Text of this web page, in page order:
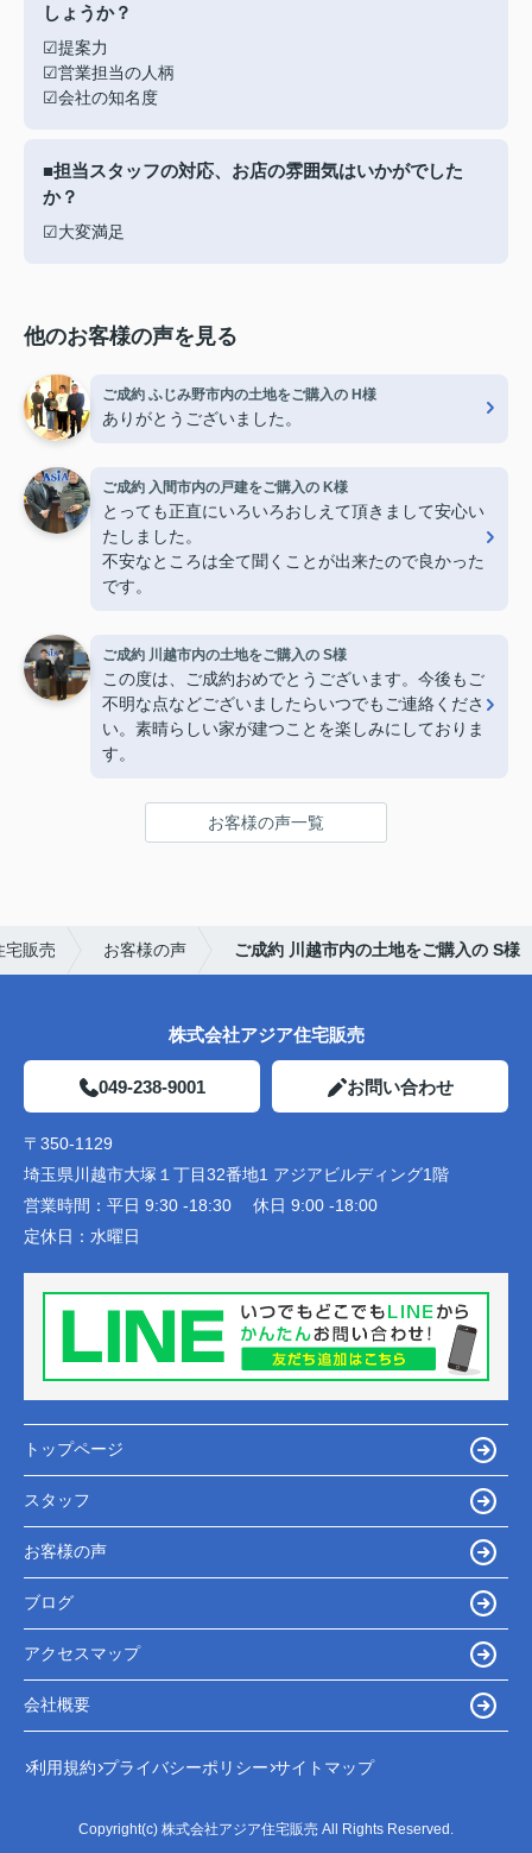
しょうか？
☑提案力
☑営業担当の人柄
☑会社の知名度
■担当スタッフの対応、お店の雰囲気はいかがでした
か？
☑大変満足
他のお客様の声を見る
ご成約 ふじみ野市内の土地をご購入の H様
ありがとうございました。
ご成約 入間市内の戸建をご購入の K様
とっても正直にいろいろおしえて頂きまして安心い
たしました。
不安なところは全て聞くことが出来たので良かった
です。
ご成約 川越市内の土地をご購入の S様
この度は、ご成約おめでとうございます。今後もご
不明な点などございましたらいつでもご連絡くださ
い。素晴らしい家が建つことを楽しみにしておりま
す。
お客様の声一覧
宅販売 お客様の声 ご成約 川越市内の土地をご購入の S様
株式会社アジア住宅販売
049-238-9001 お問い合わせ
〒350-1129
埼玉県川越市大塚１丁目32番地1 アジアビルディング1階
営業時間： 平日 9:30 -18:30 休日 9:00 -18:00
定休日： 水曜日
トップページ
スタッフ
お客様の声
ブログ
アクセスマップ
会社概要
利用規約 プライバシーポリシー サイトマップ
Copyright(c) 株式会社アジア住宅販売 All Rights Reserved.